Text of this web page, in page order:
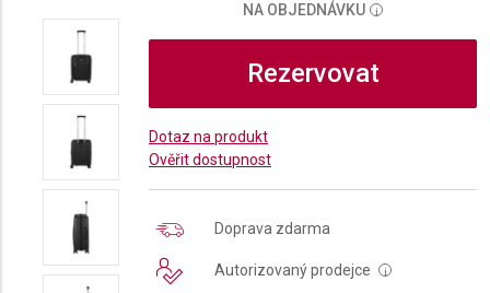
NA OBJEDNÁVKU i
Rezervovat
Dotaz na produkt
Ověřit dostupnost
Doprava zdarma
Autorizovaný prodejce i